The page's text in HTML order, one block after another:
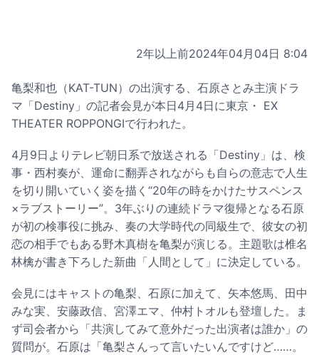
2年以上前2024年04月04日 8:04
亀梨和也（KAT-TUN）の出演する、石原さとみ主演ドラ
マ「Destiny」の記者会見が本日4月4日に東京・ EX
THEATER ROPPONGIで行われた。
4月9日よりテレビ朝日系で放送される「Destiny」は、検
事・西村奏が、運命に翻弄されながらも自らの意志で人生
を切り開いていく姿を描く“20年の時をかけたサスペンス
×ラブストーリー”。3年ぶりの連続ドラマ復帰となる石原
が初の検事役に挑み、奏の大学時代の同級生で、彼女の初
恋の相手でもある野木真樹を亀梨が演じる。主題歌は椎名
林檎が書き下ろした新曲「人間として」に決定している。
会見にはキャストの亀梨、石原に加えて、矢本悠馬、田中
みな実、安藤政信、宮澤エマ、仲村トオルも登壇した。ま
ず司会者から「共演してみて意外だった出演者は誰か」の
質問が。石原は「亀梨さんって言いたいんですけど……。